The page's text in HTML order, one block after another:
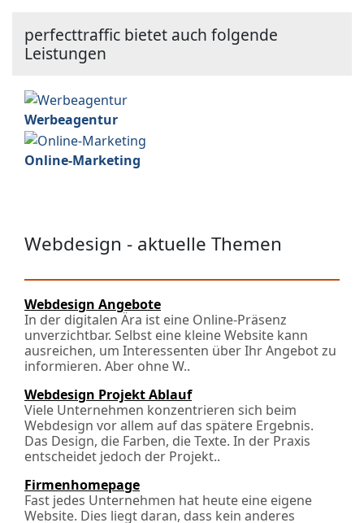
perfecttraffic bietet auch folgende
Leistungen
Werbeagentur
Online-Marketing
Webdesign - aktuelle Themen
Webdesign Angebote
In der digitalen Ära ist eine Online-Präsenz
unverzichtbar. Selbst eine kleine Website kann
ausreichen, um Interessenten über Ihr Angebot zu
informieren. Aber ohne W..
Webdesign Projekt Ablauf
Viele Unternehmen konzentrieren sich beim
Webdesign vor allem auf das spätere Ergebnis.
Das Design, die Farben, die Texte. In der Praxis
entscheidet jedoch der Projekt..
Firmenhomepage
Fast jedes Unternehmen hat heute eine eigene
Website. Dies liegt daran, dass kein anderes